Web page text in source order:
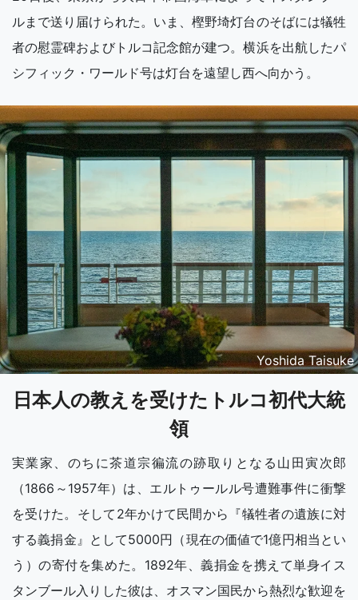
ルまで送り届けられた。いま、樫野埼灯台のそばには犠牲
者の慰霊碑およびトルコ記念館が建つ。横浜を出航したパ
シフィック・ワールド号は灯台を遠望し西へ向かう。
Yoshida Taisuke
日本人の教えを受けたトルコ初代大統
領
実業家、のちに茶道宗徧流の跡取りとなる山田寅次郎
（1866～1957年）は、エルトゥールル号遭難事件に衝撃
を受けた。そして2年かけて民間から『犠牲者の遺族に対
する義捐金』として5000円（現在の価値で1億円相当とい
う）の寄付を集めた。1892年、義捐金を携えて単身イス
タンブール入りした彼は、オスマン国民から熱烈な歓迎を